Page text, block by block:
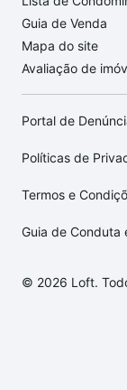
Guia de Venda
Mapa do site
Avaliação de
Portal de
Políticas de
Termos e
Guia de Conduta
© 2026 Loft.